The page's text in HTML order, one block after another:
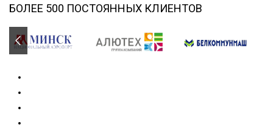
БОЛЕЕ 500 ПОСТОЯННЫХ КЛИЕНТОВ